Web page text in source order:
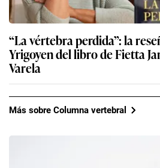
“La vértebra perdida”: la
Yrigoyen del libro de Fietta
Varela
Más sobre Columna vertebral